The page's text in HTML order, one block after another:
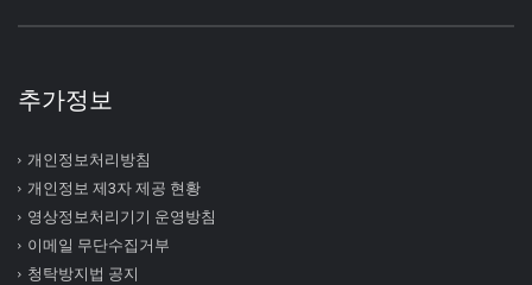
추가정보
개인정보처리방침
개인정보 제3자 제공 현황
영상정보처리기기 운영방침
이메일 무단수집거부
청탁방지법 공지